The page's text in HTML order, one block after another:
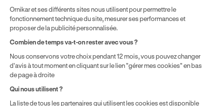
solde disponible sur le Compte Personnel de Formation et du
prix de la formation choisie.
Ornikar et ses différents sites nous utilisent pour permettre le
fonctionnement technique du site, mesurer ses performances et
proposer de la publicité personnalisée.
Combien de temps va-t-on rester avec vous ?
Nous conservons votre choix pendant 12 mois, vous pouvez changer
d'avis à tout moment en cliquant sur le lien "gérer mes cookies" en bas
de page à droite
Qui nous utilisent ?
La liste de tous les partenaires qui utilisent les cookies est disponible